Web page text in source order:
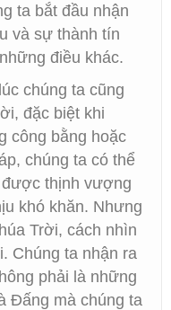
ta bắt đầu nhận
và sự thành tín
điều khác.
chúng ta cũng
đặc biệt khi
công bằng hoặc
chúng ta có thể
thịnh vượng
khó khăn. Nhưng
Trời, cách nhìn
Chúng ta nhận ra
phải là những
Đấng mà chúng ta